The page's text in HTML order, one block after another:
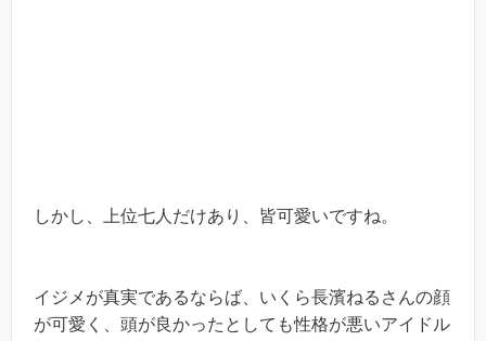
しかし、上位七人だけあり、皆可愛いですね。
イジメが真実であるならば、いくら長濱ねるさんの顔
が可愛く、頭が良かったとしても性格が悪いアイドル